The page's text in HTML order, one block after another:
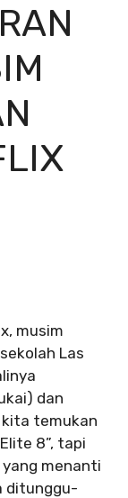
musim
Las
dan
temukan
8”, tapi
menanti
ditunggu-